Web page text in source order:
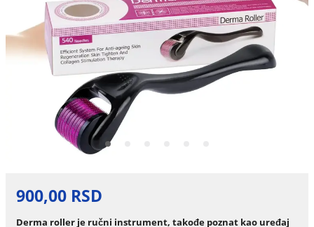
900,00 RSD
Derma roller je ručni instrument, takođe poznat kao uređaj